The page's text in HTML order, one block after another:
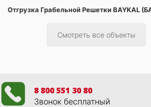
Отгрузка Грабельной Решетки BAYKAL
Смотреть все объекты
8 800 551 30 80
Звонок бесплатный